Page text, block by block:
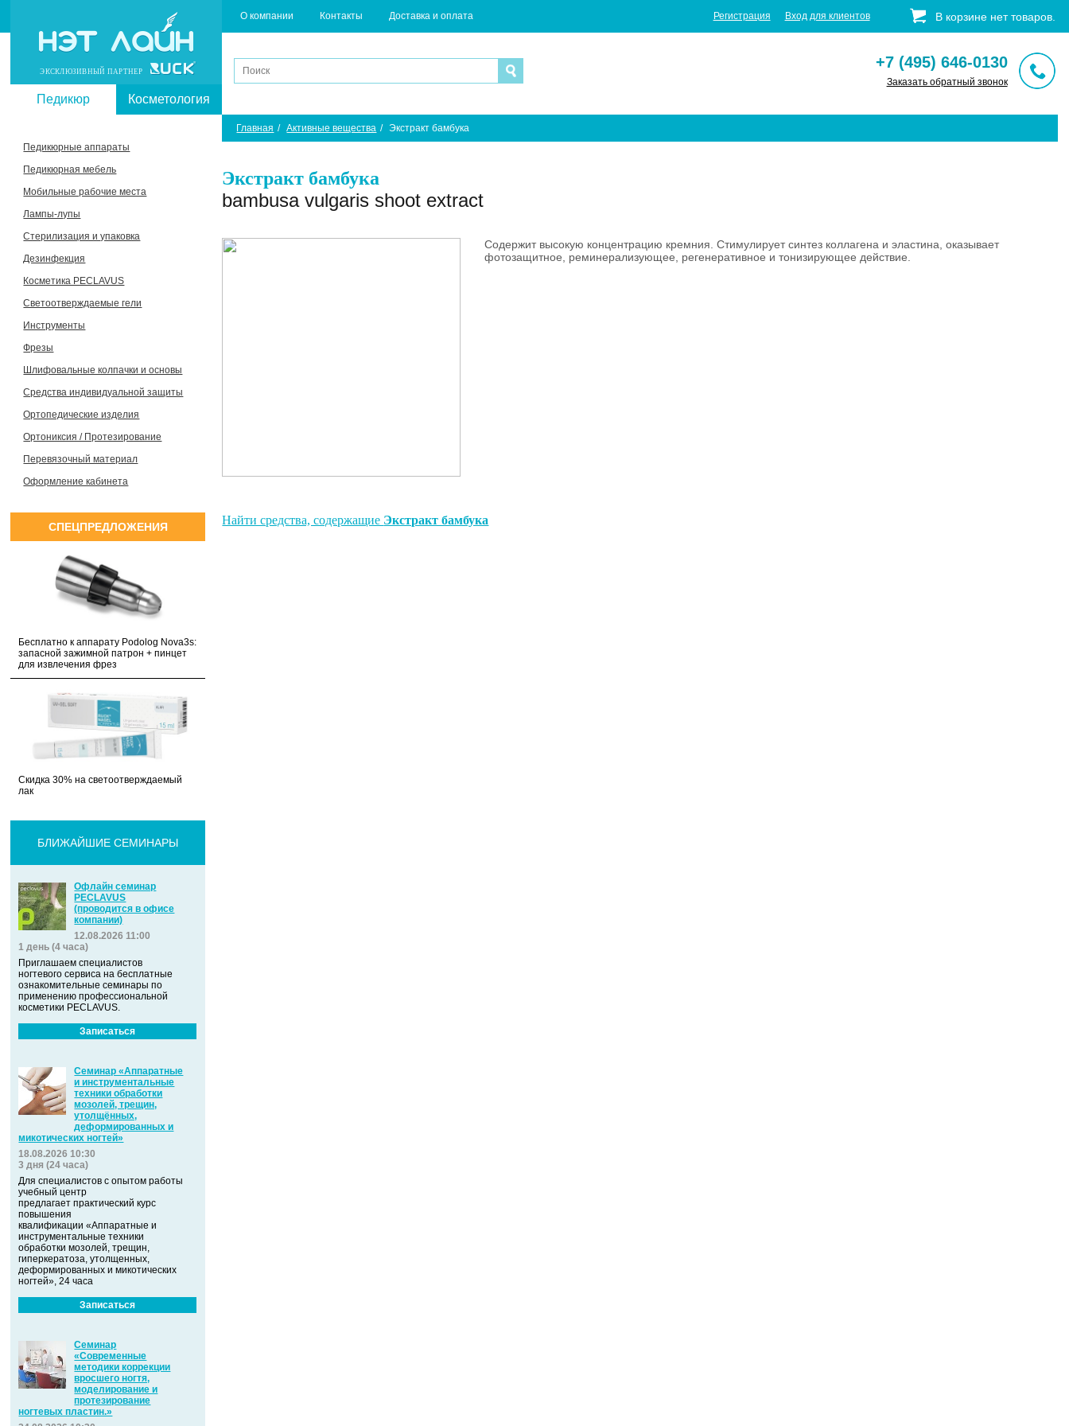
ЭКСКЛЮЗИВНЫЙ ПАРТНЕР
В корзине нет товаров.
Регистрация Вход для клиентов
О компании Контакты Доставка и оплата
Педикюр Косметология
Педикюрные аппараты
Педикюрная мебель
Мобильные рабочие места
Лампы-лупы
Стерилизация и упаковка
Дезинфекция
Косметика PECLAVUS
Светоотверждаемые гели
Инструменты
Фрезы
Шлифовальные колпачки и основы
Средства индивидуальной защиты
Ортопедические изделия
Ортониксия / Протезирование
Перевязочный материал
Оформление кабинета
СПЕЦПРЕДЛОЖЕНИЯ
Бесплатно к аппарату Podolog Nova3s:
запасной зажимной патрон + пинцет
для извлечения фрез
Скидка 30% на светоотверждаемый
лак
БЛИЖАЙШИЕ СЕМИНАРЫ
Офлайн семинар
PECLAVUS
(проводится в офисе
компании)
12.08.2026 11:00
1 день (4 часа)
Приглашаем специалистов
ногтевого сервиса на бесплатные
ознакомительные семинары по
применению профессиональной
косметики PECLAVUS.
Записаться
Семинар «Аппаратные
и инструментальные
техники обработки
мозолей, трещин,
утолщённых,
деформированных и
микотических ногтей»
18.08.2026 10:30
3 дня (24 часа)
Для специалистов с опытом работы
учебный центр
предлагает практический курс
повышения
квалификации «Аппаратные и
инструментальные техники
обработки мозолей, трещин,
гиперкератоза, утолщенных,
деформированных и микотических
ногтей», 24 часа
Записаться
Семинар
«Современные
методики коррекции
вросшего ногтя,
моделирование и
протезирование
ногтевых пластин.»
+7 (495) 646-0130
Заказать обратный звонок
Главная / Активные вещества / Экстракт бамбука
Экстракт бамбука
bambusa vulgaris shoot extract
Содержит высокую концентрацию кремния. Стимулирует синтез коллагена и эластина, оказывает
фотозащитное, реминерализующее, регенеративное и тонизирующее действие.
Найти средства, содержащие Экстракт бамбука